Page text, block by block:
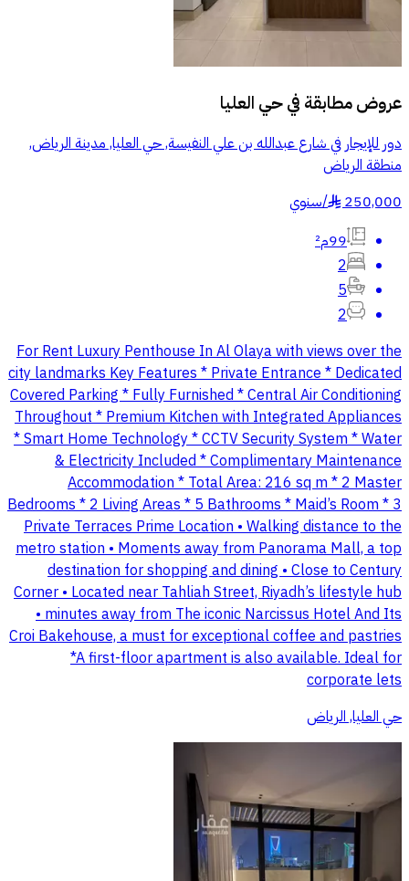
عروض مطابقة فيحي العليا
دور للإيجار في شارع عبدالله بن علي النفيسة, حي العليا, مدينة الرياض,
منطقة الرياض
250,000
§
/سنوي
99م²
2
5
2
For Rent Luxury Penthouse In Al Olaya with views over the
city landmarks Key Features * Private Entrance * Dedicated
Covered Parking * Fully Furnished * Central Air Conditioning
Throughout * Premium Kitchen with Integrated Appliances
* Smart Home Technology * CCTV Security System * Water
& Electricity Included * Complimentary Maintenance
Accommodation * Total Area: 216 sq m * 2 Master
Bedrooms * 2 Living Areas * 5 Bathrooms * Maid’s Room * 3
Private Terraces Prime Location • Walking distance to the
metro station • Moments away from Panorama Mall, a top
destination for shopping and dining • Close to Century
Corner • Located near Tahliah Street, Riyadh’s lifestyle hub
• minutes away from The iconic Narcissus Hotel And Its
Croi Bakehouse, a must for exceptional coffee and pastries
*A first-floor apartment is also available. Ideal for
corporate lets
حي العليا, الرياض